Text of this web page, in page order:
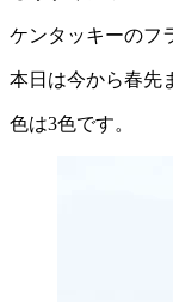
ケンタッキーのフ
本日は今から春先
色は3色です。